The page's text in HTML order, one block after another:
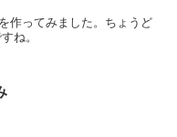
作ってみました。ちょうど
ね。